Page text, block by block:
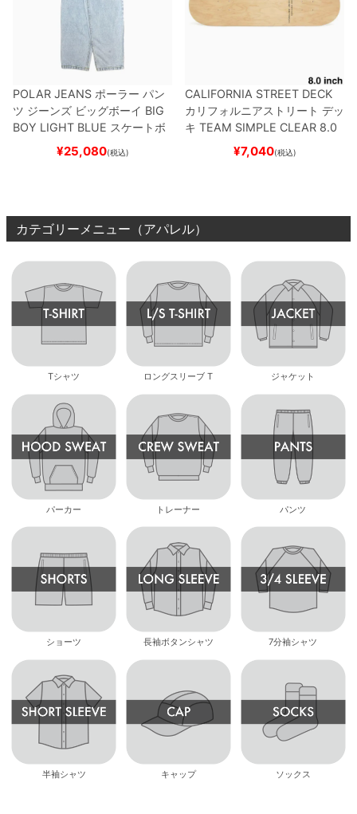
POLAR JEANS ポーラー パン
ツ ジーンズ ビッグボーイ BIG
BOY LIGHT BLUE スケートボ
ード スケボー
¥25,080(税込)
CALIFORNIA STREET DECK
カリフォルニアストリート デッ
キ TEAM SIMPLE CLEAR 8.0
ブランク（DSM）
ード スケボー
¥7,040(税込)
カテゴリーメニュー（アパレル）
Tシャツ ロングスリーブ T ジャケット
パーカー トレーナー パンツ
ショーツ 長袖ボタンシャツ 7分袖シャツ
半袖シャツ キャップ ソックス